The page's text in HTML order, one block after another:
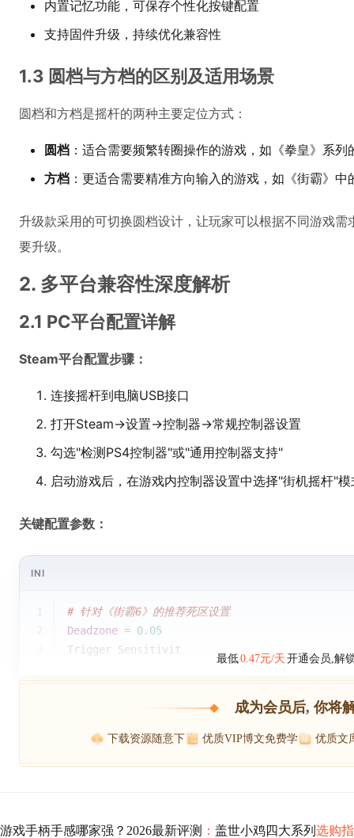
内置记忆功能，可保存个性化按键配置
支持固件升级，持续优化兼容性
1.3 圆档与方档的区别及适用场景
圆档和方档是摇杆的两种主要定位方式：
圆档 ：适合需要频繁转圈操作的游戏，如《拳皇》系列
方档 ：更适合需要精准方向输入的游戏，如《街霸》中
升级款采用的可切换圆档设计，让玩家可以根据不同游戏
要升级。
2. 多平台兼容性深度解析
2.1 PC平台配置详解
Steam平台配置步骤：
连接摇杆到电脑USB接口
打开Steam→设置→控制器→常规控制器设置
勾选"检测PS4控制器"或"通用控制器支持"
启动游戏后，在游戏内控制器设置中选择"街机摇杆"模
关键配置参数：
INI
1
# 针对《街霸6》的推荐死区设置
Deadzone = 0.05
Trigger Sensitivit
最低0.47元/天 开通会员,解
成为会员后, 你将
下载资源随意下 优质VIP博文免费学 优质文
游戏手柄手感哪家强？2026最新评测 ： 盖世小鸡四大系列 选购